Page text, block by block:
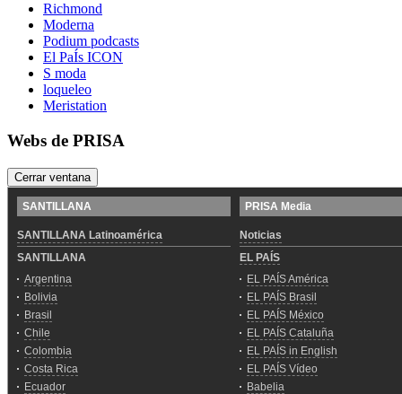
Richmond
Moderna
Podium podcasts
El PaÍs ICON
S moda
loqueleo
Meristation
Webs de PRISA
Cerrar ventana